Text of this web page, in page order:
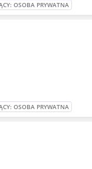
OSOBA PRYWATNA
OSOBA PRYWATNA